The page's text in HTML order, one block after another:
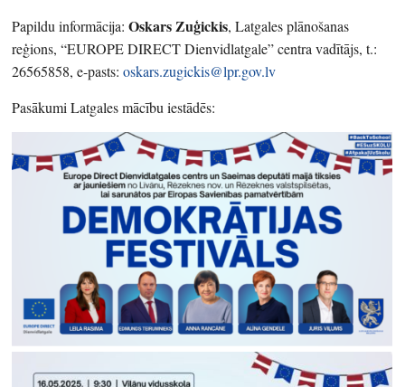
Papildu informācija:Oskars Zuģickis, Latgales plānošanas
reģions, “EUROPE DIRECT Dienvidlatgale” centra vadītājs, t.:
26565858, e-pasts:oskars.zugickis@lpr.gov.lv
Pasākumi Latgales mācību iestādēs: